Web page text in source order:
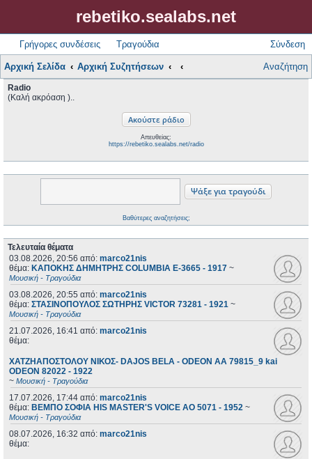
rebetiko.sealabs.net
Γρήγορες συνδέσεις Τραγούδια Σύνδεση
Αρχική Σελίδα Αρχική Συζητήσεων Αναζήτηση
Radio
(Καλή ακρόαση )..
Απευθείας:
https://rebetiko.sealabs.net/radio
Βαθύτερες αναζητήσεις;
Τελευταία θέματα
03.08.2026, 20:56 από: marco21nis
θέμα: ΚΑΠΟΚΗΣ ΔΗΜΗΤΡΗΣ COLUMBIA E-3665 - 1917 ~
Μουσική - Τραγούδια
03.08.2026, 20:55 από: marco21nis
θέμα: ΣΤΑΣΙΝΟΠΟΥΛΟΣ ΣΩΤΗΡΗΣ VICTOR 73281 - 1921 ~
Μουσική - Τραγούδια
21.07.2026, 16:41 από: marco21nis
θέμα:
ΧΑΤΖΗΑΠΟΣΤΟΛΟΥ ΝΙΚΟΣ- DAJOS BELA - ODEON AA 79815_9 kai
ODEON 82022 - 1922
~ Μουσική - Τραγούδια
17.07.2026, 17:44 από: marco21nis
θέμα: ΒΕΜΠΟ ΣΟΦΙΑ HIS MASTER'S VOICE AO 5071 - 1952 ~
Μουσική - Τραγούδια
08.07.2026, 16:32 από: marco21nis
θέμα: